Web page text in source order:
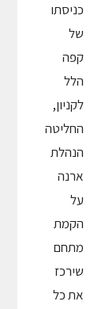
כניסתו
של
קפה
הלל
לקניון,
החליטה
הנהלת
ארנה
על
הקמת
מתחם
שירכז
את כל